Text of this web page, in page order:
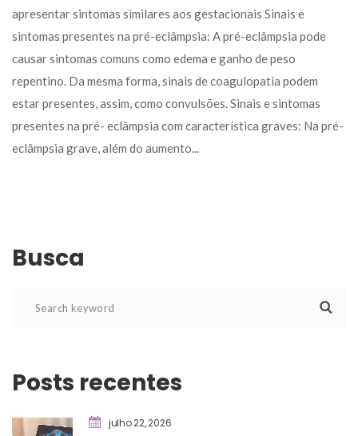
apresentar sintomas similares aos gestacionais Sinais e
intomas presentes na pré-eclâmpsia: A pré-eclâmpsia pode
causar sintomas comuns como edema e ganho de peso
repentino. Da mesma forma, sinais de coagulopatia podem
estar presentes, assim, como convulsões. Sinais e sintomas
presentes na pré- eclâmpsia com característica graves: Na pré-
eclâmpsia grave, além do aumento...
Busca
Posts recente
julho 22, 2026